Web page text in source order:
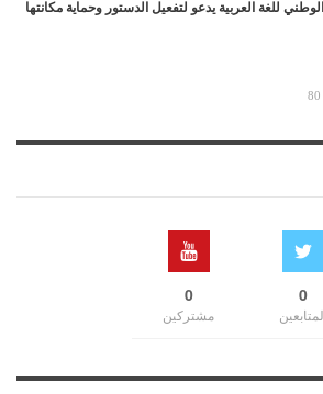
الوطني للغة العربية يدعو لتفعيل الدستور وحماية مكانتها
0
0
مشتركين